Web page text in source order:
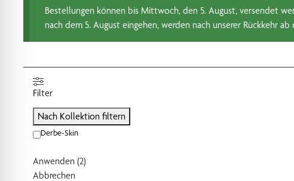
Bestellungen können bis Mittwoch, den 5. August, versendet
nach dem 5. August eingehen, werden nach unserer Rückkehr
Filter
Nach Kollektion filtern
Derbe-Skin
Anwenden (2)
Abbrechen